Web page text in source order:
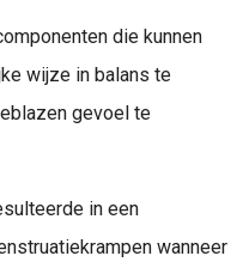
die kunnen
wijze in balans te
gevoel te
in een
wanneer